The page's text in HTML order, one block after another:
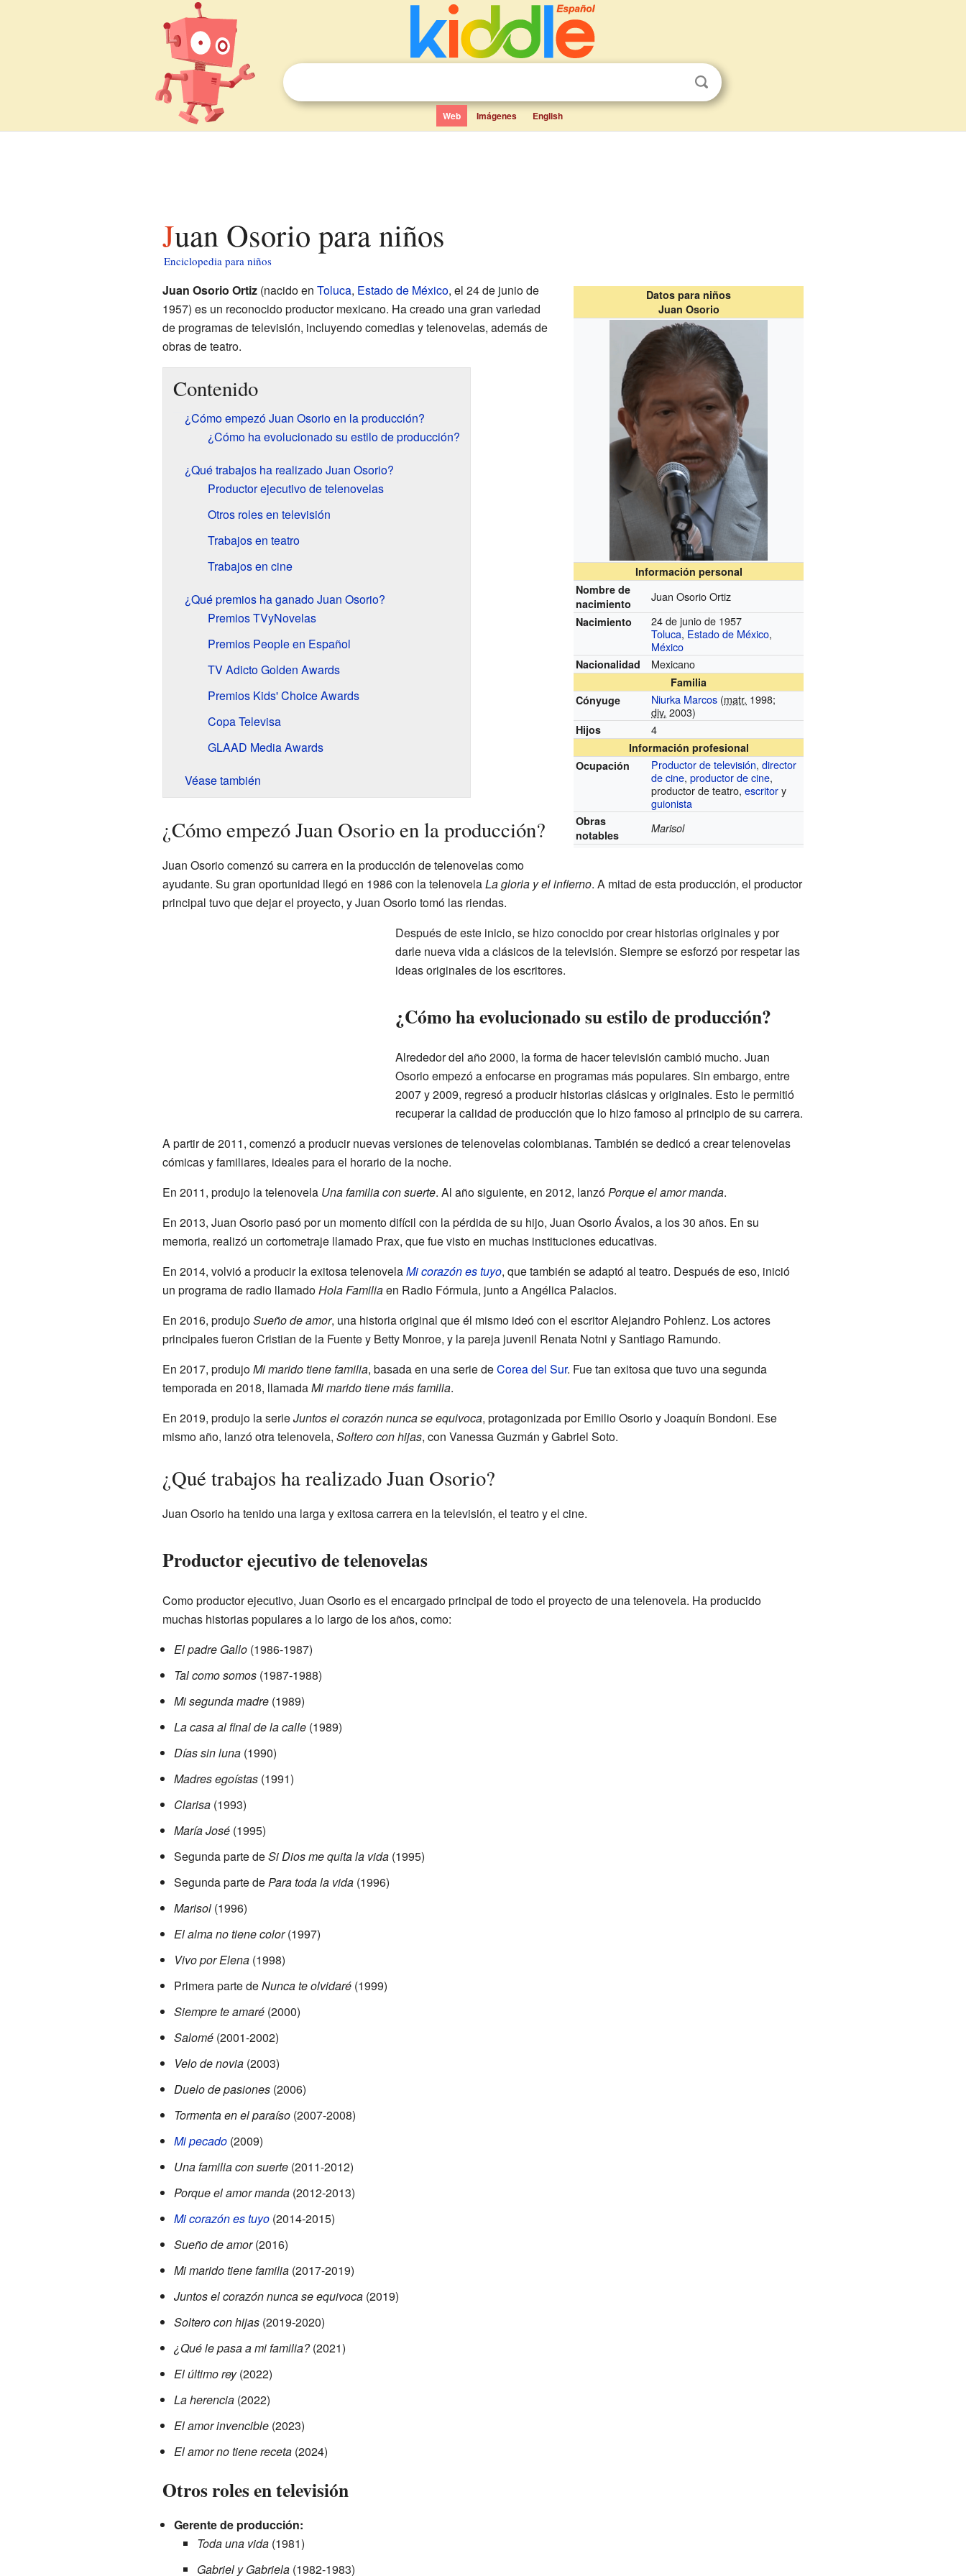
Web Imágenes English
Juan Osorio para niños
Enciclopedia para niños
Datos para niños
Juan Osorio
Información personal
Nombre de
nacimiento
Juan Osorio Ortiz
Nacimiento
24 de junio de 1957
Toluca, Estado de México,
México
Nacionalidad Mexicano
Familia
Cónyuge
Niurka Marcos (matr. 1998;
div. 2003)
Hijos 4
Información profesional
Ocupación
Productor de televisión,director
de cine,productor de cine,
productor de teatro,escritory
guionista
Obras
notables
Marisol
Juan Osorio Ortiz(nacido en Toluca, Estado de México, el 24 de junio de
1957) es un reconocido productor mexicano. Ha creado una gran variedad
de programas de televisión, incluyendo comedias y telenovelas, además de
obras de teatro.
Contenido
¿Cómo empezó Juan Osorio en la producción?
¿Cómo ha evolucionado su estilo de producción?
¿Qué trabajos ha realizado Juan Osorio?
Productor ejecutivo de telenovelas
Otros roles en televisión
Trabajos en teatro
Trabajos en cine
¿Qué premios ha ganado Juan Osorio?
Premios TVyNovelas
Premios People en Español
TV Adicto Golden Awards
Premios Kids' Choice Awards
Copa Televisa
GLAAD Media Awards
Véase también
¿Cómo empezó Juan Osorio en la producción?
Juan Osorio comenzó su carrera en la producción de telenovelas como
ayudante. Su gran oportunidad llegó en 1986 con la telenovelaLa gloria y el infierno. A mitad de esta producción, el productor
principal tuvo que dejar el proyecto, y Juan Osorio tomó las riendas.
Después de este inicio, se hizo conocido por crear historias originales y por
darle nueva vida a clásicos de la televisión. Siempre se esforzó por respetar las
ideas originales de los escritores.
¿Cómo ha evolucionado su estilo de producción?
Alrededor del año 2000, la forma de hacer televisión cambió mucho. Juan
Osorio empezó a enfocarse en programas más populares. Sin embargo, entre
2007 y 2009, regresó a producir historias clásicas y originales. Esto le permitió
recuperar la calidad de producción que lo hizo famoso al principio de su carrera.
A partir de 2011, comenzó a producir nuevas versiones de telenovelas colombianas. También se dedicó a crear telenovelas
cómicas y familiares, ideales para el horario de la noche.
En 2011, produjo la telenovela Una familia con suerte. Al año siguiente, en 2012, lanzóPorque el amor manda.
En 2013, Juan Osorio pasó por un momento difícil con la pérdida de su hijo, Juan Osorio Ávalos, a los 30 años. En su
memoria, realizó un cortometraje llamado Prax, que fue visto en muchas instituciones educativas.
En 2014, volvió a producir la exitosa telenovelaMi corazón es tuyo, que también se adaptó al teatro. Después de eso, inició
un programa de radio llamadoHola Familiaen Radio Fórmula, junto a Angélica Palacios.
En 2016, produjoSueño de amor, una historia original que él mismo ideó con el escritor Alejandro Pohlenz. Los actores
principales fueron Cristian de la Fuente y Betty Monroe, y la pareja juvenil Renata Notni y Santiago Ramundo.
En 2017, produjoMi marido tiene familia, basada en una serie deCorea del Sur. Fue tan exitosa que tuvo una segunda
temporada en 2018, llamadaMi marido tiene más familia.
En 2019, produjo la serieJuntos el corazón nunca se equivoca, protagonizada por Emilio Osorio y Joaquín Bondoni. Ese
mismo año, lanzó otra telenovela, Soltero con hijas, con Vanessa Guzmán y Gabriel Soto.
¿Qué trabajos ha realizado Juan Osorio?
Juan Osorio ha tenido una larga y exitosa carrera en la televisión, el teatro y el cine.
Productor ejecutivo de telenovelas
Como productor ejecutivo, Juan Osorio es el encargado principal de todo el proyecto de una telenovela. Ha producido
muchas historias populares a lo largo de los años, como:
El padre Gallo(1986-1987)
Tal como somos(1987-1988)
Mi segunda madre(1989)
La casa al final de la calle(1989)
Días sin luna(1990)
Madres egoístas(1991)
Clarisa(1993)
María José(1995)
Segunda parte deSi Dios me quita la vida(1995)
Segunda parte dePara toda la vida(1996)
Marisol(1996)
El alma no tiene color(1997)
Vivo por Elena(1998)
Primera parte deNunca te olvidaré(1999)
Siempre te amaré(2000)
Salomé(2001-2002)
Velo de novia(2003)
Duelo de pasiones(2006)
Tormenta en el paraíso(2007-2008)
Mi pecado(2009)
Una familia con suerte(2011-2012)
Porque el amor manda(2012-2013)
Mi corazón es tuyo(2014-2015)
Sueño de amor(2016)
Mi marido tiene familia(2017-2019)
Juntos el corazón nunca se equivoca(2019)
Soltero con hijas(2019-2020)
¿Qué le pasa a mi familia?(2021)
El último rey(2022)
La herencia(2022)
El amor invencible(2023)
El amor no tiene receta(2024)
Otros roles en televisión
Gerente de producción:
Toda una vida(1981)
Gabriel y Gabriela(1982-1983)